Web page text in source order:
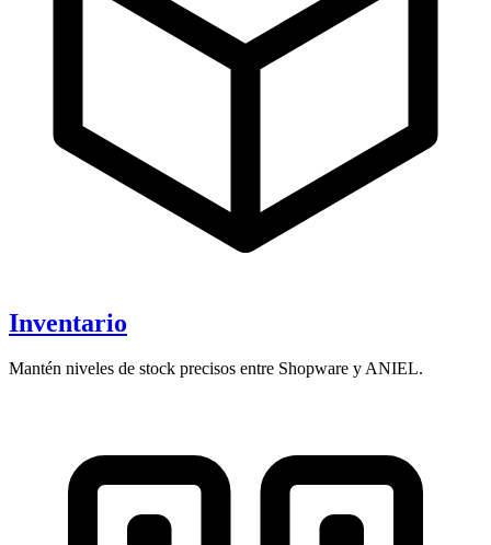
Inventario
Mantén niveles de stock precisos entre Shopware y ANIEL.